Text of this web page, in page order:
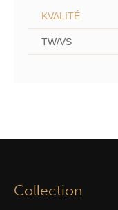
KVALITÉ
TW/VS
Collection